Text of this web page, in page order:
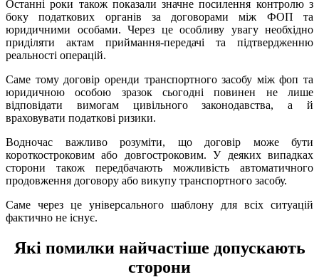
Останні роки також показали значне посилення контролю з
боку податкових органів за договорами між ФОП та
юридичними особами. Через це особливу увагу необхідно
приділяти актам приймання-передачі та підтвердженню
реальності операцій.
Саме тому договір оренди транспортного засобу між фоп та
юридичною особою зразок сьогодні повинен не лише
відповідати вимогам цивільного законодавства, а й
враховувати податкові ризики.
Водночас важливо розуміти, що договір може бути
короткостроковим або довгостроковим. У деяких випадках
сторони також передбачають можливість автоматичного
продовження договору або викупу транспортного засобу.
Саме через це універсального шаблону для всіх ситуацій
фактично не існує.
Які помилки найчастіше допускають
сторони